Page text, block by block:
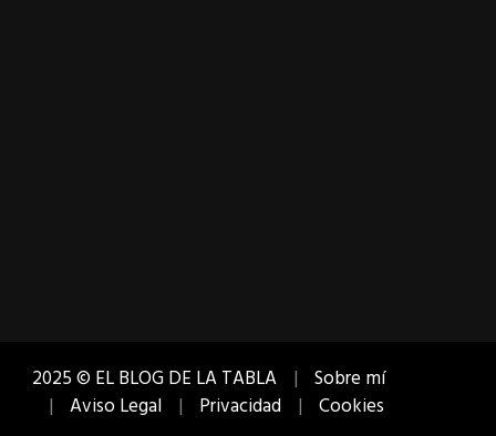
2025 © EL BLOG DE LA TABLA
Sobre mí
Aviso Legal
Privacidad Cookies